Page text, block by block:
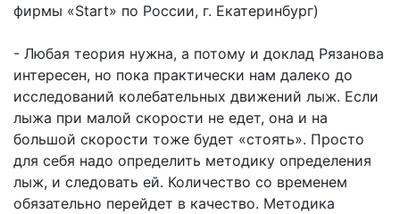
фирмы «Start» по России, г. Екатеринбург)
- Любая теория нужна, а потому и доклад Рязанова
интересен, но пока практически нам далеко до
исследований колебательных движений лыж. Если
лыжа при малой скорости не едет, она и на
большой скорости тоже будет «стоять». Просто
для себя надо определить методику определения
лыж, и следовать ей. Количество со временем
обязательно перейдет в качество. Методика